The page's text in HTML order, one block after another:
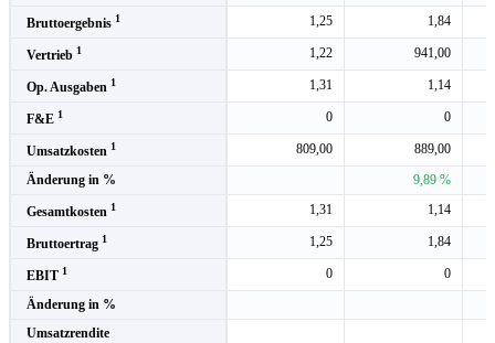
Bruttoergebnis 1 1,25 1,84
Vertrieb 1 1,22 941,00
Op. Ausgaben 1 1,31 1,14
F&E 1 0 0
Umsatzkosten 1 809,00
889,00
Änderung in %
9,89 %
Gesamtkosten 1 1,31 1,14
Bruttoertrag 1 1,25 1,84
EBIT 1 0
0
Änderung in %
Umsatzrendite